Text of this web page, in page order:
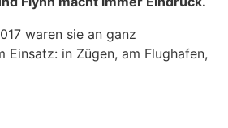
waren sie an ganz
Einsatz: in Zügen, am Flughafen,